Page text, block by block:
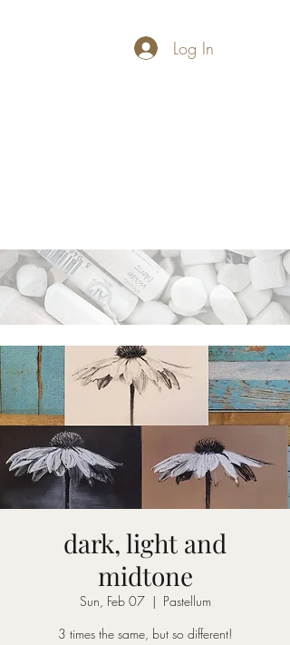
Log In
dark, light and
midtone
Sun, Feb 07
  |
Pastellum
3 times the same, but so different!